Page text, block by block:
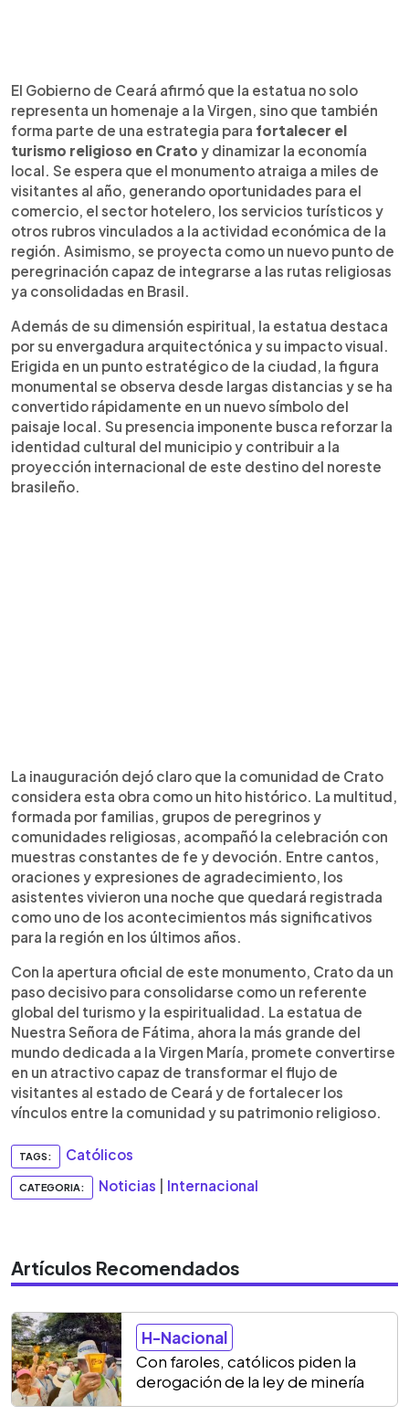
El Gobierno de Ceará afirmó que la estatua no solo
representa un homenaje a la Virgen, sino que también
forma parte de una estrategia para fortalecer el
turismo religioso en Crato y dinamizar la economía
local. Se espera que el monumento atraiga a miles de
visitantes al año, generando oportunidades para el
comercio, el sector hotelero, los servicios turísticos y
otros rubros vinculados a la actividad económica de la
región. Asimismo, se proyecta como un nuevo punto de
peregrinación capaz de integrarse a las rutas religiosas
ya consolidadas en Brasil.
Además de su dimensión espiritual, la estatua destaca
por su envergadura arquitectónica y su impacto visual.
Erigida en un punto estratégico de la ciudad, la figura
monumental se observa desde largas distancias y se ha
convertido rápidamente en un nuevo símbolo del
paisaje local. Su presencia imponente busca reforzar la
identidad cultural del municipio y contribuir a la
proyección internacional de este destino del noreste
brasileño.
La inauguración dejó claro que la comunidad de Crato
considera esta obra como un hito histórico. La multitud,
formada por familias, grupos de peregrinos y
comunidades religiosas, acompañó la celebración con
muestras constantes de fe y devoción. Entre cantos,
oraciones y expresiones de agradecimiento, los
asistentes vivieron una noche que quedará registrada
como uno de los acontecimientos más significativos
para la región en los últimos años.
Con la apertura oficial de este monumento, Crato da un
paso decisivo para consolidarse como un referente
global del turismo y la espiritualidad. La estatua de
Nuestra Señora de Fátima, ahora la más grande del
mundo dedicada a la Virgen María, promete convertirse
en un atractivo capaz de transformar el flujo de
visitantes al estado de Ceará y de fortalecer los
vínculos entre la comunidad y su patrimonio religioso.
TAGS: Católicos
CATEGORIA: Noticias Internacional
Artículos Recomendados
H-Nacional
Con faroles, católicos piden la
derogación de la ley de minería